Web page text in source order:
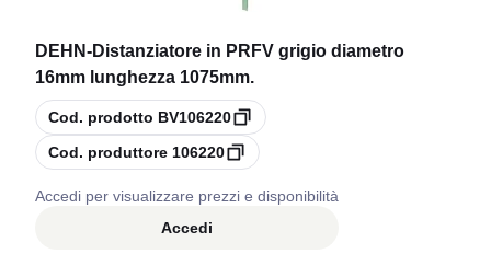
DEHN-Distanziatore in PRFV grigio diametro
16mm lunghezza 1075mm.
copiaCod. prodotto BV106220
copiaCod. produttore 106220
Accedi per visualizzare prezzi e disponibilità
Accedi